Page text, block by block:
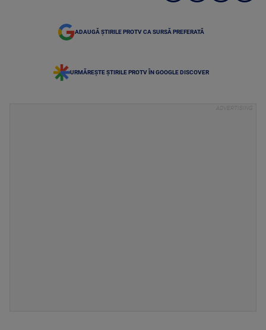
ADAUGĂ ȘTIRILE PROTV CA SURSĂ PREFERATĂ
URMĂREȘTE ȘTIRILE PROTV ÎN GOOGLE DISCOVER